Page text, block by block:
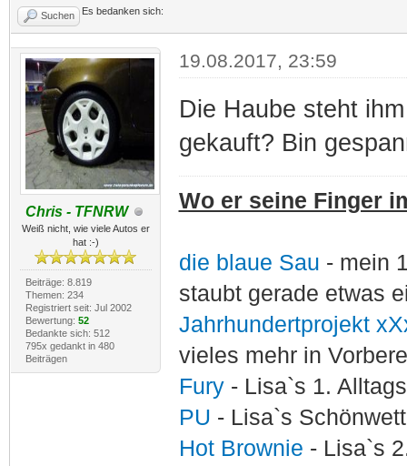
Suchen Es bedanken sich:
Chris - TFNRW
Weiß nicht, wie viele Autos er
hat :-)
Beiträge: 8.819
Themen: 234
Registriert seit: Jul 2002
Bewertung: 52
Bedankte sich: 512
795x gedankt in 480
Beiträgen
19.08.2017, 23:59
Die Haube steht
gekauft? Bin
Wo er seine Finger
die blaue Sau - mein
staubt gerade etwas
Jahrhundertprojekt
vieles mehr in
Fury - Lisa`s 1.
PU - Lisa`s
Hot Brownie - Lisa`s